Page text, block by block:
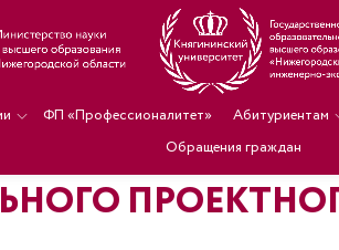
ФП «Профессионалитет» Абитуриентам
Обращения граждан